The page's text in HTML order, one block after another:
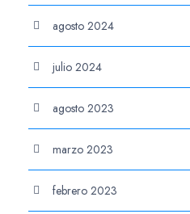
agosto 2024
julio 2024
agosto 2023
marzo 2023
febrero 2023